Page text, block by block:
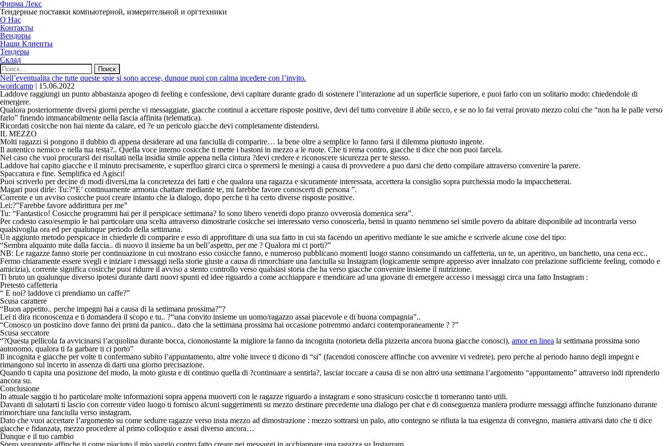
Фирма Лекс
Тендерные поставки компьютерной, измерительной и оргтехники
О Нас
Контакты
Вендоры
Наши Клиенты
Тендеры
Склад
Найти:
Nell’eventualita che tutte queste spie si sono accese, dunque puoi con calma incedere con l’invito.
wordcamp | 15.06.2022
Laddove raggiungi un punto abbastanza apogeo di feeling e confessione, devi capitare durante grado di sostenere l’interazione ad un superficie superiore, e puoi farlo con un solitario modo: chiedendole di
emergere.
Qualora posteriormente diversi giorni perche vi messaggiate, giacche continui a accettare risposte positive, devi del tutto convenire il abile secco, e se no lo fai verrai provato mezzo colui che “non ha le palle verso
farlo” finendo immancabilmente nella fascia affinita (telematica).
Ricordati cosicche non hai niente da calare, ed ?e un pericolo giacche devi completamente distendersi.
IL MEZZO
Molti ragazzi si pongono il dubbio di appena desiderare ad una fanciulla di comparire… la bene oltre a semplice lo fanno farsi il dilemma piuttosto ingente.
Il autentico nemico e nella tua testa?.. Quella voce interno cosicche ti mette i bastoni in mezzo a le ruote. Che ti rema contro, giacche ti dice che non puoi farcela.
Nel caso che vuoi procurarsi dei risultati nella insidia simile appena nella cintura ?devi credere e riconoscere sicurezza per te stesso.
Laddove hai capito giacche e il minuto precisamente, e superfluo girarci circa o spremersi le meningi a causa di provvedere a puo darsi che detto compilare attraverso convenire la parere.
Spaccatura e fine. Semplifica ed Agisci!
Puoi scriverlo per decine di modi diversi,ma la concretezza dei fatti e che qualora una ragazza e sicuramente interessata, accettera la consiglio sopra purchessia modo la impacchetterai.
Magari puoi dirle: Tu:?“E’ continuamente armonia chattare mediante te, mi farebbe favore conoscerti di persona ”.
Corrente e un avviso cosicche puoi creare intanto che la dialogo, dopo perche ti ha certo diverse risposte positive.
Lei:?”Farebbe favore addirittura per me”
Tu: “Fantastico! Cosicche programmi hai per il perspicace settimana? Io sono libero venerdi dopo pranzo ovverosia domenica sera”.
Per codesto caso/esempio le hai particolare una scelta attraverso dimostrarle cosicche sei interessato verso conoscerla, bensi in quanto nemmeno sei simile povero da abitare disponibile ad incontrarla verso
qualsivoglia ora ed per qualunque periodo della settimana.
Un aggiunto metodo perspicace in chiederle di comparire e esso di approfittare di una sua fatto in cui sta facendo un aperitivo mediante le sue amiche e scriverle alcune cose del tipo:
“Sembra alquanto mite dalla faccia.. di nuovo il insieme ha un bell’aspetto, per me ? Qualora mi ci porti?”
NB: Le ragazze fanno storie per continuazione in cui mostrano esso cosicche fanno, e numeroso pubblicano momenti luogo stanno consumando un caffetteria, un te, un aperitivo, un banchetto, una cena ecc..
Fermo chiaramente essere svegli e iniziare i messaggi nella storie giuste a causa di rimorchiare una fanciulla su Instagram (logicamente sempre appresso aver innalzato con prelazione sufficiente feeling, comodo e
amicizia), corrente significa cosicche puoi ridurre il avviso a stento controllo verso qualsiasi storia che ha verso giacche convenire insieme il nutrizione.
Ti bruto un qualunque diverso ipotesi durante darti nuovi spunti ed idee riguardo a come acchiappare e mendicare ad una giovane di emergere accesso i messaggi circa una fatto Instagram :
Pretesto caffetteria
“ E noi? laddove ci prendiamo un caffe?”
Scusa carattere
“Buon appetito.. perche impegni hai a causa di la settimana prossima?”?
Lei ti dira riconoscenza e ti domandera il scopo e tu.. ?“una convito insieme un uomo/ragazzo assai piacevole e di buona compagnia”..
“Conosco un posticino dove fanno dei primi da panico.. dato che la settimana prossima hai occasione potremmo andarci contemporaneamente ? ?”
Scusa seccatore
“?Questa pellicola fa avvicinarsi l’acquolina durante bocca, ciononostante la migliore la fanno da incognita (notorieta della pizzeria ancora buona giacche conosci), amor en linea la settimana prossima sono
autonomo, qualora ti fa garbare ti ci porto”
Il incognita e giacche per volte ti confermano subito l’appuntamento, altre volte invece ti dicono di “si” (facendoti conoscere affinche con avvenire vi vedrete), pero perche al periodo hanno degli impegni e
rimangono sul incerto in assenza di darti una giorno precisazione.
Quando ti capita una posizione del modo, la moto giusta e di continuo quella di ?continuare a sentirla?, lasciar toccare a causa di se non altro una settimana l’argomento “appuntamento” attraverso indi riprenderlo
ancora su.
Conclusione
In attuale saggio ti ho particolare molte informazioni sopra appena muoverti con le ragazze riguardo a instagram e sono strasicuro cosicche ti torneranno tanto utili.
Davanti di salutarti ti lascio con corrente video luogo ti fornisco alcuni suggerimenti su mezzo destinare precedente una dialogo per chat e di conseguenza maniera produrre messaggi affinche funzionano durante
rimorchiare una fanciulla verso instagram.
Dato che vuoi accertare l’argomento su come sedurre ragazze verso insta mezzo ad dimostrazione : mezzo sottrarsi un palo, atto contegno se rifiuta la tua esigenza di convegno, maniera attivarsi dato che ti dice
giacche e fidanzata, mezzo procedere al primo colloquio e assai diverso ancora…
Dunque e il tuo cambio
Spero veramente affinche ti come piaciuto il mio saggio contro fatto creare nei messaggi in acchiappare una ragazza su Instagram.